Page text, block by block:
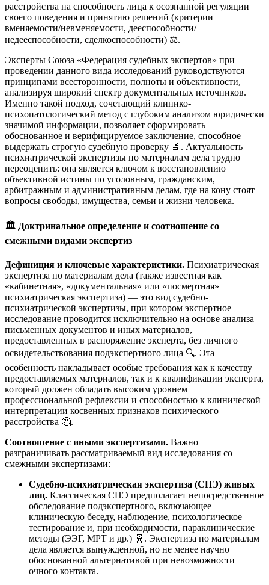
расстройства на способность лица к осознанной регуляции
своего поведения и принятию решений (критерии
вменяемости/невменяемости, дееспособности/
недееспособности, сделкоспособности) ⚖️.
Эксперты Союза «Федерация судебных экспертов» при
проведении данного вида исследований руководствуются
принципами всесторонности, полноты и объективности,
анализируя широкий спектр документальных источников.
Именно такой подход, сочетающий клинико-
психопатологический метод с глубоким анализом юридически
значимой информации, позволяет сформировать
обоснованное и верифицируемое заключение, способное
выдержать строгую судебную проверку 🔬. Актуальность
психиатрической экспертизы по материалам дела трудно
переоценить: она является ключом к восстановлению
объективной истины по уголовным, гражданским,
арбитражным и административным делам, где на кону стоят
вопросы свободы, имущества, семьи и жизни человека.
🏛️ Доктринальное определение и соотношение со
смежными видами экспертиз
Дефиниция и ключевые характеристики. Психиатрическая
экспертиза по материалам дела (также известная как
«кабинетная», «документальная» или «посмертная»
психиатрическая экспертиза) — это вид судебно-
психиатрической экспертизы, при котором экспертное
исследование проводится исключительно на основе анализа
письменных документов и иных материалов,
предоставленных в распоряжение эксперта, без личного
освидетельствования подэкспертного лица 🔍. Эта
особенность накладывает особые требования как к качеству
предоставляемых материалов, так и к квалификации эксперта,
который должен обладать высоким уровнем
профессиональной рефлексии и способностью к клинической
интерпретации косвенных признаков психического
расстройства 🤔.
Соотношение с иными экспертизами. Важно
разграничивать рассматриваемый вид исследования со
смежными экспертизами:
Судебно-психиатрическая экспертиза (СПЭ) живых
лиц. Классическая СПЭ предполагает непосредственное
обследование подэкспертного, включающее
клиническую беседу, наблюдение, психологическое
тестирование и, при необходимости, параклинические
методы (ЭЭГ, МРТ и др.) 🧬. Экспертиза по материалам
дела является вынужденной, но не менее научно
обоснованной альтернативой при невозможности
очного контакта.